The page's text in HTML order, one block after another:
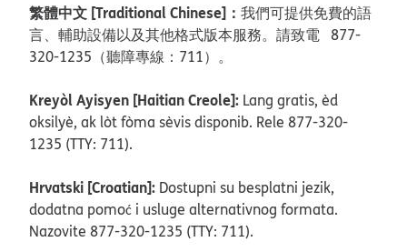
繁體中文 [Traditional Chinese]： 我們可提供免費的語
言、輔助設備以及其他格式版本服務。請致電 877-
320-1235（聽障專線：711）。
Kreyòl Ayisyen [Haitian Creole]: Lang gratis, èd
oksilyè, ak lòt fòma sèvis disponib. Rele 877-320-
1235 (TTY: 711).
Hrvatski [Croatian]: Dostupni su besplatni jezik,
dodatna pomoć i usluge alternativnog formata.
Nazovite 877-320-1235 (TTY: 711).